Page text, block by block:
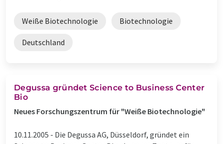
Weiße Biotechnologie Biotechnologie
Deutschland
Degussa gründet Science to Business Center
Bio
Neues Forschungszentrum für "Weiße Biotechnologie"
10.11.2005 - Die Degussa AG, Düsseldorf, gründet ein